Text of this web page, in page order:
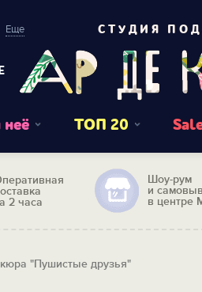
Еще СТУДИЯ
ТОП 20
2 часа
Шоу-рум
и
в центре
"Пушистые друзья"